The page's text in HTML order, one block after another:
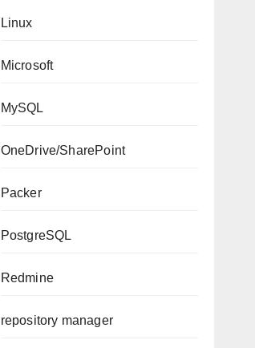
Linux
Microsoft
MySQL
OneDrive/SharePoint
Packer
PostgreSQL
Redmine
repository manager